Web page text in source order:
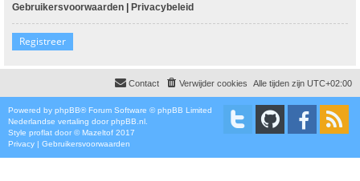
Gebruikersvoorwaarden | Privacybeleid
Registreer
Alle tijden zijn UTC+02:00
Verwijder cookies
Contact
Powered by phpBB® Forum Software © phpBB Limited
Nederlandse vertaling door phpBB.nl
Style proflat door ©Mazeltof 2017
Privacy | Gebruikersvoorwaarden